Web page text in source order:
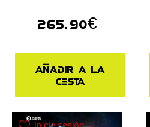
265.90€
Añadir a la
cesta